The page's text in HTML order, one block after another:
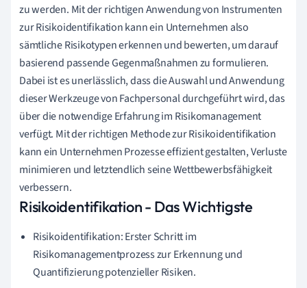
zu werden. Mit der richtigen Anwendung von Instrumenten
zur Risikoidentifikation kann ein Unternehmen also
sämtliche Risikotypen erkennen und bewerten, um darauf
basierend passende Gegenmaßnahmen zu formulieren.
Dabei ist es unerlässlich, dass die Auswahl und Anwendung
dieser Werkzeuge von Fachpersonal durchgeführt wird, das
über die notwendige Erfahrung im Risikomanagement
verfügt. Mit der richtigen Methode zur Risikoidentifikation
kann ein Unternehmen Prozesse effizient gestalten, Verluste
minimieren und letztendlich seine Wettbewerbsfähigkeit
verbessern.
Risikoidentifikation - Das Wichtigste
Risikoidentifikation: Erster Schritt im
Risikomanagementprozess zur Erkennung und
Quantifizierung potenzieller Risiken.